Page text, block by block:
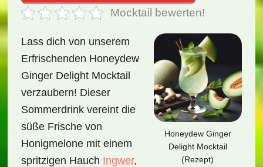
Mocktail bewerten!
Honeydew Ginger
Delight Mocktail
(Rezept)
Lass dich von unserem
Erfrischenden Honeydew
Ginger Delight Mocktail
verzaubern! Dieser
Sommerdrink vereint die
süße Frische von
Honigmelone mit einem
spritzigen Hauch Ingwer,